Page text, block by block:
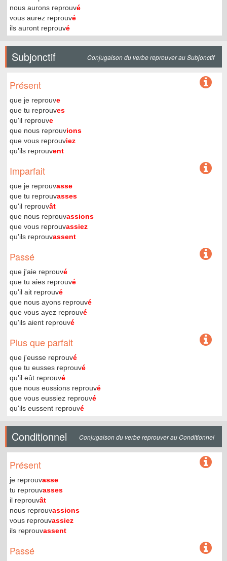
nous aurons reprouvé
vous aurez reprouvé
ils auront reprouvé
Subjonctif Conjugaison du verbe reprouver au Subjonctif
Présent
que je reprouve
que tu reprouves
qu'il reprouve
que nous reprouvions
que vous reprouviez
qu'ils reprouvent
Imparfait
que je reprouvasse
que tu reprouvasses
qu'il reprouvât
que nous reprouvassions
que vous reprouvassiez
qu'ils reprouvassent
Passé
que j'aie reprouvé
que tu aies reprouvé
qu'il ait reprouvé
que nous ayons reprouvé
que vous ayez reprouvé
qu'ils aient reprouvé
Plus que parfait
que j'eusse reprouvé
que tu eusses reprouvé
qu'il eût reprouvé
que nous eussions reprouvé
que vous eussiez reprouvé
qu'ils eussent reprouvé
Conditionnel Conjugaison du verbe reprouver au Conditionnel
Présent
je reprouvasse
tu reprouvasses
il reprouvât
nous reprouvassions
vous reprouvassiez
ils reprouvassent
Passé